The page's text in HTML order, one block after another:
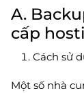
A.
cấp
Cách sử
Một số nhà